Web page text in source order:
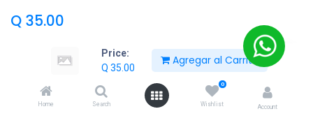
Price:
Q 35.00
Agregar al Carrito
Home Search
0
Wishlist Account
Q 35.00
Añadir al carrito
Añadir a lista de deseos